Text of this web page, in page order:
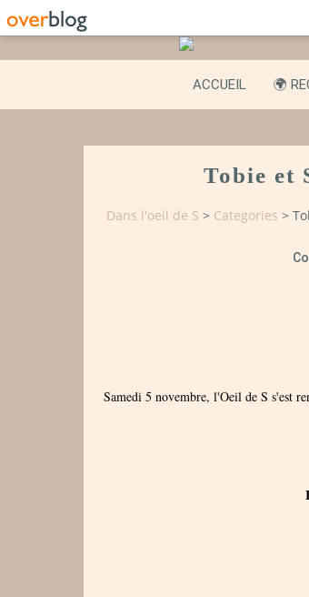
ACCUEIL 🌍
Tobie et
Dans l'oeil de S > Categories >
Samedi 5 novembre, l'Oeil de S s'est